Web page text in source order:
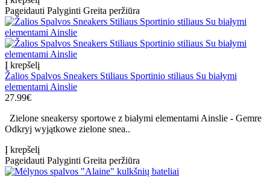
Pageidauti Palyginti Greita peržiūra
Į krepšelį
Žalios Spalvos Sneakers Stiliaus Sportinio stiliaus Su białymi
elementami Ainslie
27.99€
Zielone sneakersy sportowe z białymi elementami Ainslie - Gemre
Odkryj wyjątkowe zielone snea..
Į krepšelį
Pageidauti Palyginti Greita peržiūra